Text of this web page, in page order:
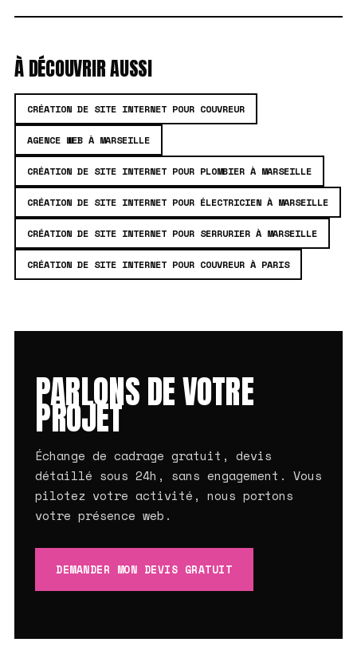
À DÉCOUVRIR AUSSI
CRÉATION DE SITE INTERNET POUR COUVREUR
AGENCE WEB À MARSEILLE
CRÉATION DE SITE INTERNET POUR PLOMBIER À MARSEILLE
CRÉATION DE SITE INTERNET POUR ÉLECTRICIEN À MARSEILLE
CRÉATION DE SITE INTERNET POUR SERRURIER À MARSEILLE
CRÉATION DE SITE INTERNET POUR COUVREUR À PARIS
PARLONS DE VOTRE
PROJET
Échange de cadrage gratuit, devis
détaillé sous 24h, sans engagement. Vous
pilotez votre activité, nous portons
votre présence web.
DEMANDER MON DEVIS GRATUIT